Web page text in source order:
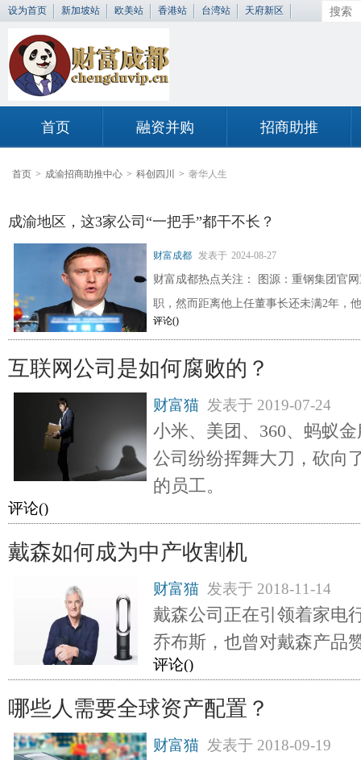
设为首页 新加坡站 欧美站 香港站 台湾站 天府新区
首页 融资并购 招商助推
首页 > 成渝招商助推中心 > 科创四川 > 奢华人生
成渝地区，这3家公司“一把手”都干不长？
财富成都 发表于 2024-08-27
财富成都热点关注： 图源：重钢集团官
职，然而距离他上任董事长还未满2年，
评论()
互联网公司是如何腐败的？
财富猫 发表于 2019-07-24
小米、美团、360、蚂蚁
公司纷纷挥舞大刀，砍向
的员工。
评论()
戴森如何成为中产收割机
财富猫 发表于 2018-11-14
戴森公司正在引领着家电
乔布斯，也曾对戴森产品
评论()
哪些人需要全球资产配置？
财富猫 发表于 2018-09-19